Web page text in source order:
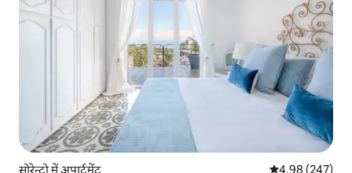
सोरेन्टो में अपार्टमेंट औसत रेटिंग 5 में से
4.98 (247)